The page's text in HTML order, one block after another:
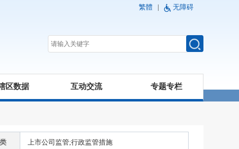
繁體 无障碍
区数据 互动交流 专题专栏
上市公司监管;行政监管措施